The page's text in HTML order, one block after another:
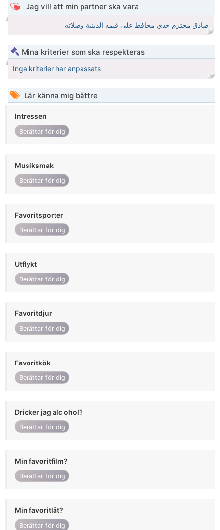
Jag vill att min partner ska vara
صادق محترم جدي محافظ على قيمه الدينية وصلاته
Mina kriterier som ska respekteras
Inga kriterier har anpassats
Lär känna mig bättre
Intressen
Berättar för dig
Musiksmak
Berättar för dig
Favoritsporter
Berättar för dig
Utflykt
Berättar för dig
Favoritdjur
Berättar för dig
Favoritkök
Berättar för dig
Dricker jag alc ohol?
Berättar för dig
Min favoritfilm?
Berättar för dig
Min favoritlåt?
Berättar för dig